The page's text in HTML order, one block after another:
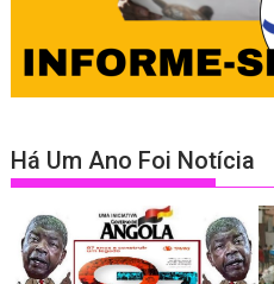
Há Um Ano Foi Notícia